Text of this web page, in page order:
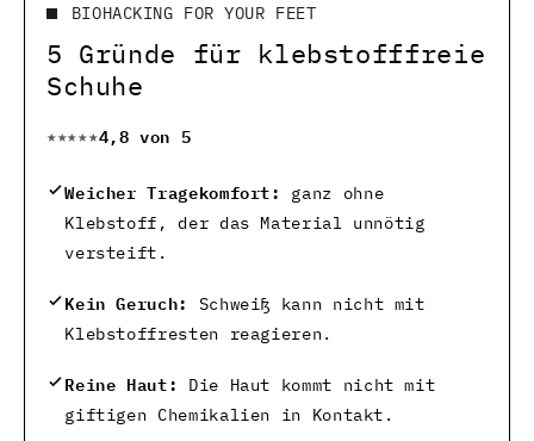
BIOHACKING FOR YOUR FEET
5 Gründe für klebstofffreie
Schuhe
★★★★★4,8 von 5
Weicher Tragekomfort:
ganz ohne
Klebstoff, der das Material unnötig
versteift.
Kein Geruch:
Schweiß kann nicht mit
Klebstoffresten reagieren.
Reine Haut:
Die Haut kommt nicht mit
giftigen Chemikalien in Kontakt.